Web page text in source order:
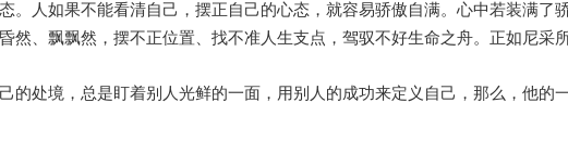
。人如果不能看清自己，摆正自己的心态，就容易骄傲自满。心中若装满
然、飘飘然，摆不正位置、找不准人生支点，驾驭不好生命之舟。正如尼采
的处境，总是盯着别人光鲜的一面，用别人的成功来定义自己，那么，他